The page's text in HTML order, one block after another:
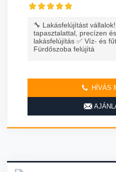
🔧 Lakásfelújítást
tapasztalattal, precízen
lakásfelújítás ✅ Víz- és
Fürdőszoba felújítá
HÍVÁS